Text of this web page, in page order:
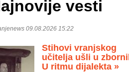
vesti
09.08.2026 15:22
Stihovi vranjskog
učitelja ušli u
U ritmu dijalekta »